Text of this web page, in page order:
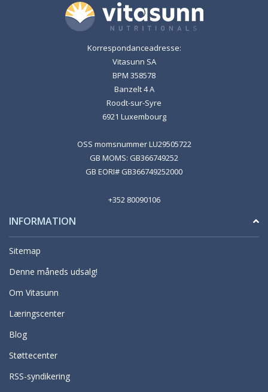
Korrespondanceadresse:
Vitasunn SA
BPM 358578
Banzelt 4 A
Roodt-sur-Syre
6921 Luxembourg
OSS momsnummer LU29505722
GB MOMS: GB366749252
GB EORI# GB366749252000
+352 80090106
INFORMATION
Sitemap
Denne måneds udsalg!
Om Vitasunn
Læringscenter
Blog
Støttecenter
RSS-syndikering